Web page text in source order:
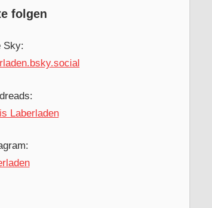
folgen
Sky:
Laberladen